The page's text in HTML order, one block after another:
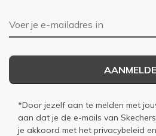
E-mailadres
*Door jezelf aan te melden met
aan dat je de e-mails van
je akkoord met het privacybeleid